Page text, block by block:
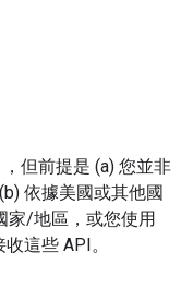
但前提是 (a) 您並非
依據美國或其他國
家/地區，或您使用
這些 API。